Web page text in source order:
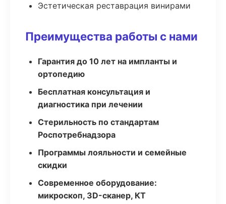
Эстетическая реставрация винирами
Преимущества работы с нами
Гарантия до 10 лет на импланты и
ортопедию
Бесплатная консультация и
диагностика при лечении
Стерильность по стандартам
Роспотребнадзора
Программы лояльности и семейные
скидки
Современное оборудование:
микроскоп, 3D-сканер, КТ